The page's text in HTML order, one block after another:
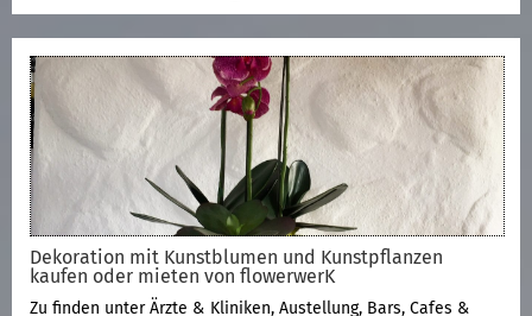
Dekoration mit Kunstblumen und Kunstpflanzen
kaufen oder mieten von flowerwerK
Zu finden unter Ärzte & Kliniken, Austellung, Bars, Cafes &